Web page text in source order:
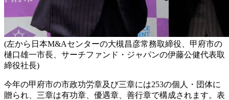
(左から日本M&Aセンターの大槻昌彦常務取締役、甲府市の
樋口雄一市長、サーチファンド・ジャパンの伊藤公健代表取
締役社長)
今年の甲府市の市政功労章及び三章には253の個人・団体に
贈られ、三章は有功章、優遇章、善行章で構成されます。表